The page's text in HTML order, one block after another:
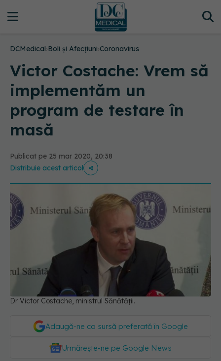
DCMedical›Boli și Afecțiuni›Coronavirus
Victor Costache: Vrem să
implementăm un
program de testare în
masă
Publicat pe 25 mar 2020, 20:38
Distribuie acest articol
Dr Victor Costache, ministrul Sănătății.
Adaugă-ne ca sursă preferată în Google
Urmărește-ne pe Google News